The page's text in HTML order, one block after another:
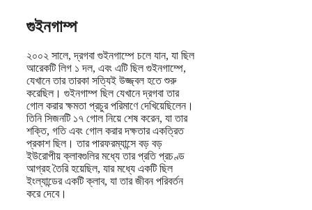
গুইনগাম্প
২০০২ সালে, দ্রগবা গুইনগাম্পে চলে যান, যা ছিল
আরেকটি লিগ ১ দল, এবং এটি ছিল গুইনগাম্পে,
যেখানে তার তারকা সত্যিই উজ্জ্বল হতে শুরু
করেছিল। গুইনগাম্প ছিল যেখানে দ্রগবা তার
গোল করার ক্ষমতা প্রচুর পরিমাণে দেখিয়েছিলেন।
তিনি সিজনটি ১৭ গোল নিয়ে শেষ করেন, যা তার
শক্তি, গতি এবং গোল করার দক্ষতার একত্রিত
প্রকাশ ছিল। তার পারফরম্যান্সে বড় বড়
ইউরোপীয় ক্লাবগুলির মধ্যে তার প্রতি প্রচণ্ড
আগ্রহ তৈরি হয়েছিল, যার মধ্যে একটি ছিল
ইংল্যান্ডের একটি ক্লাব, যা তার জীবন পরিবর্তন
করে দেবে।